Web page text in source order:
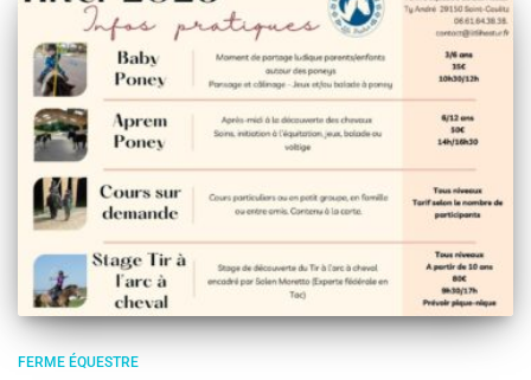
FERME ÉQUESTRE